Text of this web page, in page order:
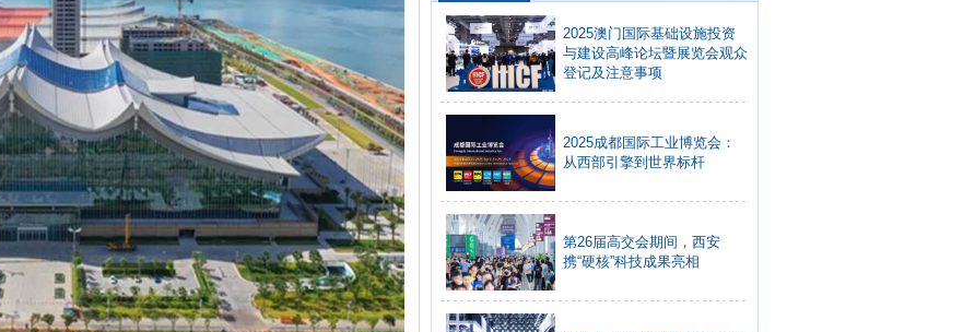
2025澳门国际基础设施投资
与建设高峰论坛暨展览会观众
登记及注意事项
2025成都国际工业博览会：
从西部引擎到世界标杆
第26届高交会期间，西安
携“硬核”科技成果亮相